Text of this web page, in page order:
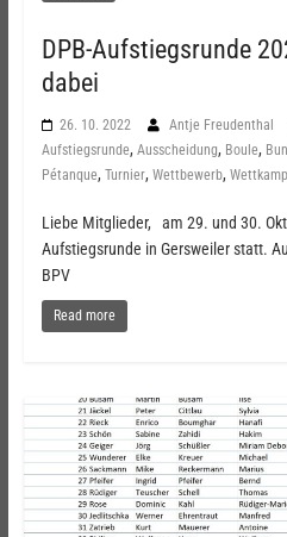
DPB-Aufstiegsrunde
dabei
26. 10. 2022 Antje Freudenthal
Aufstiegsrunde, Ausscheidung, Boule,
Pétanque, Turnier, Wettbewerb,
Liebe Mitglieder, am 29. und 30.
Aufstiegsrunde in Gersweiler statt.
BPV
Read more